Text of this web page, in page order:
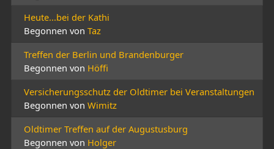
Heute...bei der Kathi
Begonnen von Taz
Treffen der Berlin und Brandenburger
Begonnen von Höffi
Versicherungsschutz der Oldtimer bei Veranstaltungen
Begonnen von Wimitz
Oldtimer Treffen auf der Augustusburg
Begonnen von Holger